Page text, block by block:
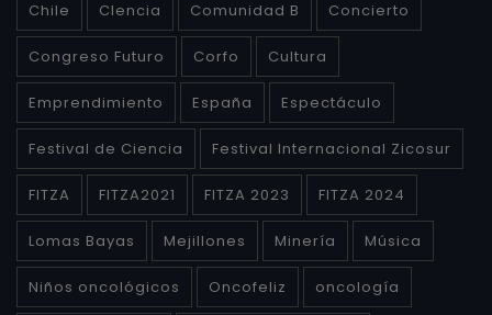
Chile CIencia Comunidad B Concierto
Congreso Futuro Corfo Cultura
Emprendimiento España Espectáculo
Festival de Ciencia Festival Internacional Zicosur
FITZA FITZA2021 FITZA 2023 FITZA 2024
Lomas Bayas Mejillones Minería Música
Niños oncológicos Oncofeliz oncología